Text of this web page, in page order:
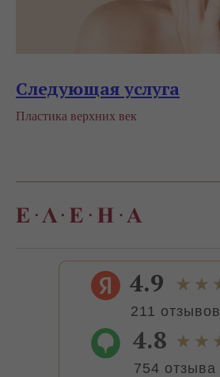
Следующая услуга
Пластика верхних век
211 отзывов
4.9
754 отзыва
4.8